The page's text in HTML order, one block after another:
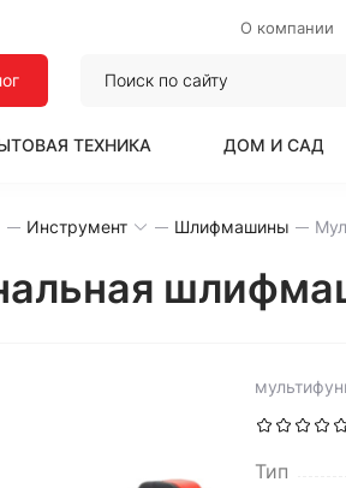
О компании
ТЕХНИКА ДОМ И САД
Инструмент Шлифмашины
Тип